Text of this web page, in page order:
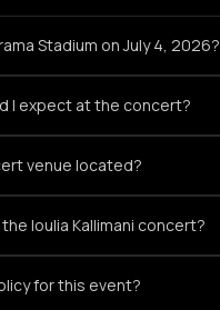
Stadium on July 4, 2026?
I expect at the concert?
venue located?
Ioulia Kallimani concert?
for this event?